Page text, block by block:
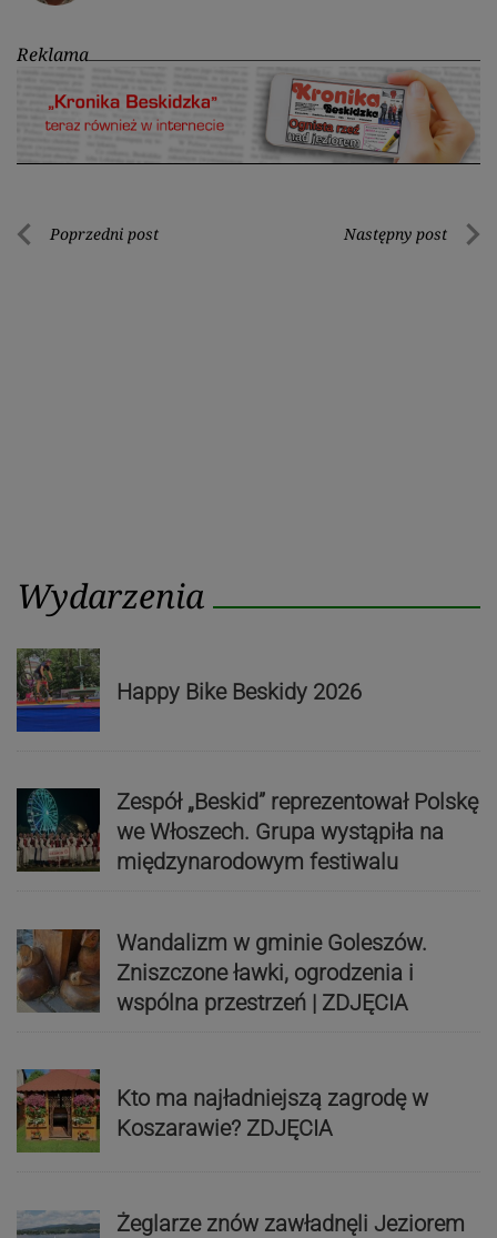
Reklama
Nawigacja
Poprzedni post Następny post
Wydarzenia
Happy Bike Beskidy 2026
Zespół „Beskid” reprezentował Polskę
we Włoszech. Grupa wystąpiła na
międzynarodowym festiwalu
Wandalizm w gminie Goleszów.
Zniszczone ławki, ogrodzenia i
wspólna przestrzeń | ZDJĘCIA
Kto ma najładniejszą zagrodę w
Koszarawie? ZDJĘCIA
Żeglarze znów zawładnęli Jeziorem